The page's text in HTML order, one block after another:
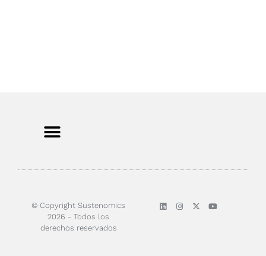
© Copyright Sustenomics
2026 - Todos los
derechos reservados